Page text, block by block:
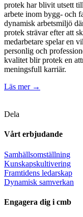
protek har blivit utsett
arbete inom bygg- och
dynamisk arbetsmiljö
protek strävar efter att
medarbetare spelar en
personlig och
kvalitet blir protek en
meningsfull karriär.
Läs mer →
Dela
Vårt erbjudande
Samhällsomställning
Kunskapskultivering
Framtidens ledarskap
Dynamisk samverkan
Engagera dig i cmb